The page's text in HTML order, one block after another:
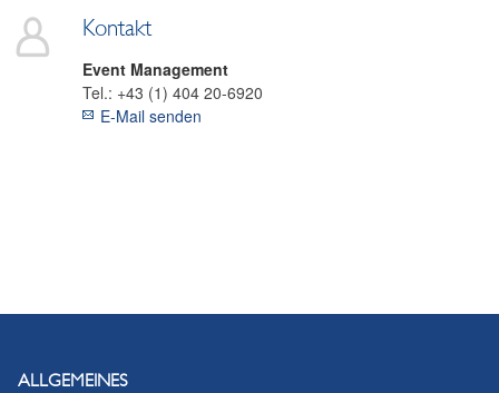
Kontakt
Event Management
Tel.: +43 (1) 404 20-6920
E-Mail senden
ALLGEMEINES